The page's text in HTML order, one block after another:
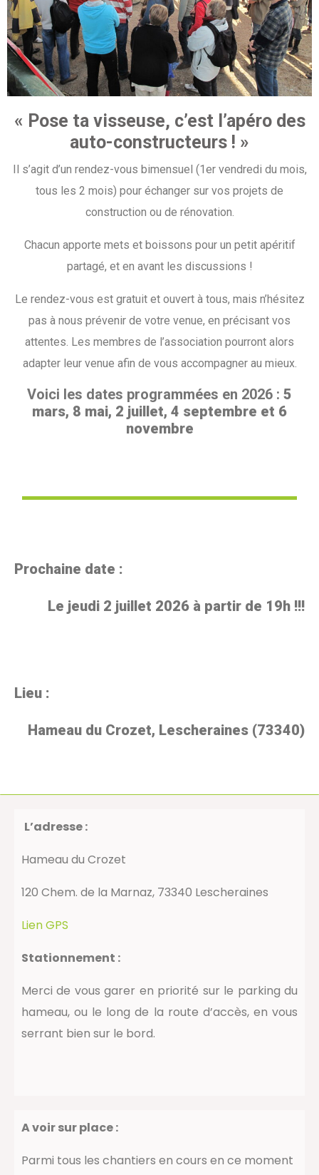
« Pose ta visseuse, c’est l’apéro des
auto-constructeurs ! »
Il s’agit d’un rendez-vous bimensuel (1er vendredi du mois,
tous les 2 mois) pour échanger sur vos projets de
construction ou de rénovation.
Chacun apporte mets et boissons pour un petit apéritif
partagé, et en avant les discussions !
Le rendez-vous est gratuit et ouvert à tous, mais n’hésitez
pas à nous prévenir de votre venue, en précisant vos
attentes. Les membres de l’association pourront alors
adapter leur venue afin de vous accompagner au mieux.
Voici les dates programmées en 2026 : 5
mars, 8 mai, 2 juillet, 4 septembre et 6
novembre
Prochaine date :
Le jeudi 2 juillet 2026 à partir de 19h !!!
Lieu :
Hameau du Crozet, Lescheraines (73340)
L’adresse :
Hameau du Crozet
120 Chem. de la Marnaz, 73340 Lescheraines
Lien GPS
Stationnement :
Merci de vous garer en priorité sur le parking du
hameau, ou le long de la route d’accès, en vous
serrant bien sur le bord.
A voir sur place :
Parmi tous les chantiers en cours en ce moment